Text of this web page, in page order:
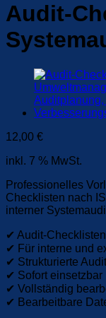
Audit-
12,00 €
inkl. 7 % MwSt.
Professionelles
Checklisten nach
interner
✔ Audit-
✔ Für interne und
✔ Strukturierte
✔ Sofort einsetzbar
✔ Vollständig
✔ Bearbeitbare